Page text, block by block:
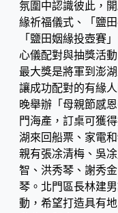
氛圍中認識彼此，
緣祈福儀式、「鹽
「鹽田姻緣投壺賽
心儀配對與抽獎活
最大獎是將軍到澎
讓成功配對的有緣
晚舉辦「母親節感
門海產，訂桌可獲
湖來回船票、家電
親有張凃清梅、吳
智、洪秀琴、謝秀
琴。北門區長林建
動，希望打造具有